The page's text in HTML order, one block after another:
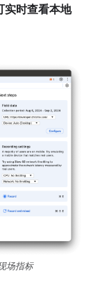
实时查看本地
场指标